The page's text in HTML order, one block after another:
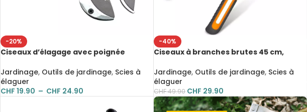
-20%
Ciseaux d’élagage avec poignée
pour jardinage et taille des arbres
fruitiers
Jardinage, Outils de jardinage, Scies à
élaguer
CHF 19.90 – CHF 24.90
-40%
Ciseaux à branches brutes 45 cm,
résistants à l’usure, poignée
antidérapante
Jardinage, Outils de jardinage, Scies à
élaguer
CHF49.90 CHF 29.90